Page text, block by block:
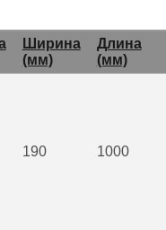
Ширина
(мм)
Длина
(мм)
190 1000